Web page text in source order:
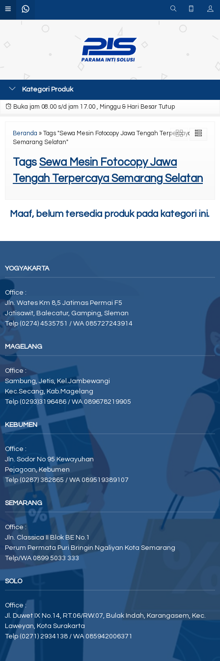
Kategori Produk
Buka jam 08.00 s/d jam 17.00 , Minggu & Hari Besar Tutup
Beranda » Tags "Sewa Mesin Fotocopy Jawa Tengah Terpercaya
Semarang Selatan"
Tags Sewa Mesin Fotocopy Jawa
Tengah Terpercaya Semarang Selatan
Maaf, belum tersedia produk pada kategori ini.
YOGYAKARTA
Office :
Jln. Wates Km 8,5 Jatimas Permai F5
Jatisawit, Balecatur, Gamping, Sleman
Telp (0274) 4535751 / WA 085727243914
MAGELANG
Office :
Sambung, Jetis, Kel.Jambewangi
Kec.Secang, Kab.Magelang
Telp (0293)3196486 / WA 089678219905
KEBUMEN
Office :
Jln. Sodor No 95 Kewayuhan
Pejagoan, Kebumen
Telp (0287) 382865 / WA 089519389107
SEMARANG
Office :
Jln. Classica II Blok BE No.1
Perum Permata Puri Bringin Ngaliyan Kota Semarang
Telp/WA 0899 5033 333
SOLO
Office :
Jl. Duwet IX No.14, RT.06/RW.07, Bulak Indah, Karangasem, Kec.
Laweyan, Kota Surakarta
Telp (0271) 2934138 / WA 085942006371